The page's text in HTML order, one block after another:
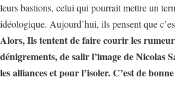
leurs bastions, celui qui pourrait mettre un
idéologique. Aujourd’hui, ils pensent que
Alors, Ils tentent de faire courir les
dénigrements, de salir l’image de Nicolas
les alliances et pour l’isoler. C’est de